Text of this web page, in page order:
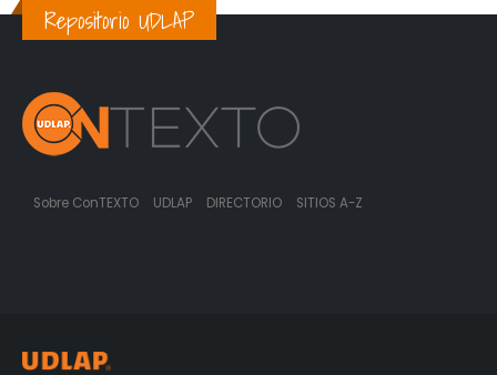
Repositorio UDLAP
Sobre ConTEXTO UDLAP DIRECTORIO SITIOS A-Z